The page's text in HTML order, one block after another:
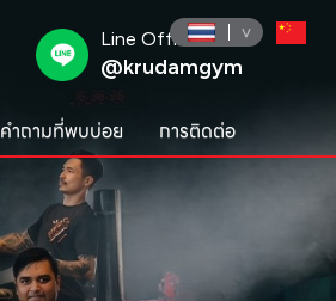
Line Official :
@krudamgym
คำถามที่พบบ่อย การติดต่อ